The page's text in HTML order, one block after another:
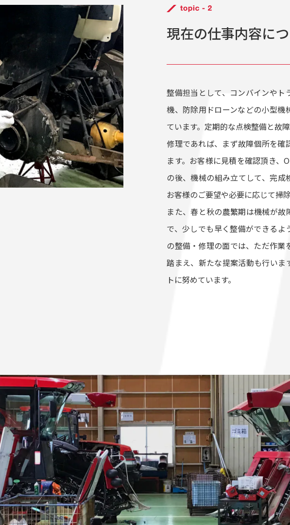
現在の仕事内容に
整備担当として、コンバインや
機、防除用ドローンなどの小型
ています。定期的な点検整備と故
修理であれば、まず故障個所を
ます。お客様に見積を確認頂き、
の後、機械の組み立てして、完
お客様のご要望や必要に応じて掃
また、春と秋の農繁期は機械が
で、少しでも早く整備ができる
の整備・修理の面では、ただ作
踏まえ、新たな提案活動も行い
トに努めています。